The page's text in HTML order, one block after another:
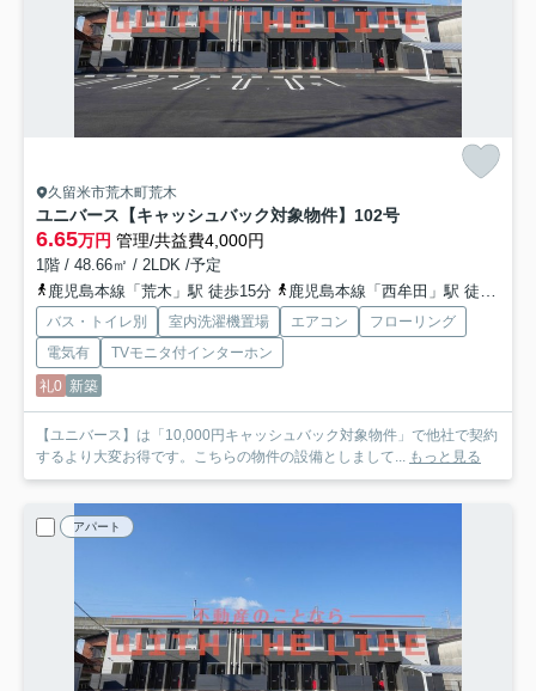
久留米市荒木町荒木
ユニバース【キャッシュバック対象物件】 102号
6.65万円 管理/共益費4,000円
1階 / 48.66㎡ / 2LDK /予定
鹿児島本線「荒木」駅 徒歩15分
鹿児島本線「西牟田」駅 徒歩33分
バス・トイレ別 室内洗濯機置場 エアコン
フローリング
電気有
TVモニタ付インターホン
礼0 新築
【ユニバース】は「10,000円キャッシュバック対象物件」で他社で契約
するより大変お得です。こちらの物件の設備としまして...
もっと見る
アパート